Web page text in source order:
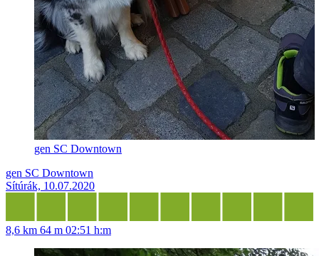
gen SC Downtown
gen SC Downtown
Sítúrák, 10.07.2020
8,6 km 64 m 02:51 h:m